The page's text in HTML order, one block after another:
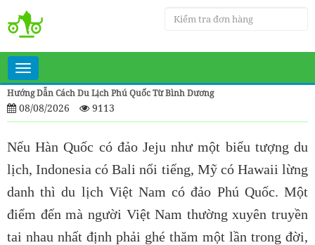
Toggle
navigation
Hướng Dẫn Cách Du Lịch Phú Quốc Từ Bình Dương
08/08/2026 9113
Nếu Hàn Quốc có đảo Jeju như một biểu tượng du
lịch, Indonesia có Bali nổi tiếng, Mỹ có Hawaii lừng
danh thì du lịch Việt Nam có đảo Phú Quốc. Một
điểm đến mà người Việt Nam thường xuyên truyền
tai nhau nhất định phải ghé thăm một lần trong đời,